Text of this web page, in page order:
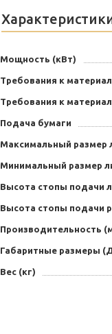
Мощность (кВт)
Требования к
Требования к
Подача бумаги
Максимальный размер
Минимальный размер
Высота стопы подачи
Высота стопы подачи
Производительность
Габаритные размеры
Вес (кг)